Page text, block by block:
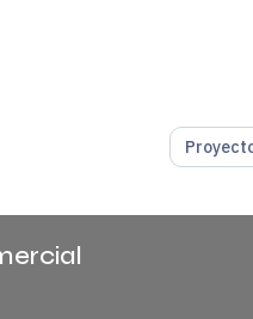
un proyecto muy